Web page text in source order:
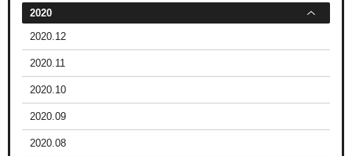
2020
2020.12
2020.11
2020.10
2020.09
2020.08